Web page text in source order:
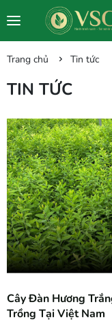
Trang chủ Tin tức
TIN TỨC
Cây Đàn Hương
Trồng Tại Việt Nam